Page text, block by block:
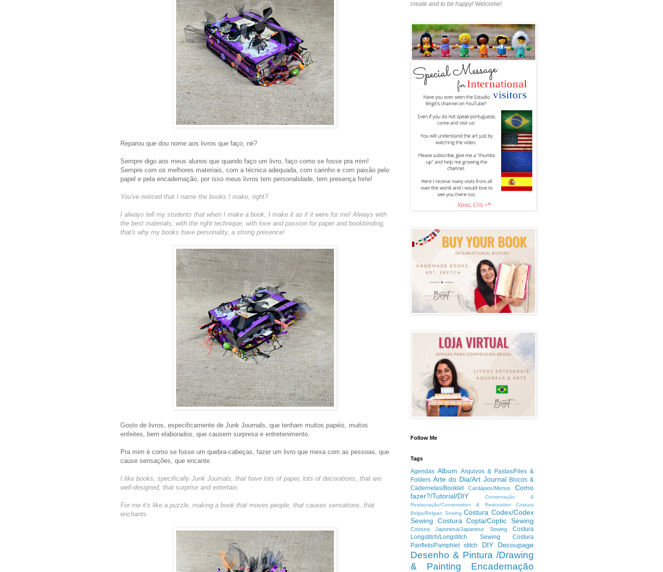
Reparou que dou nome aos livros que faço, né?
Sempre digo aos meus alunos que quando faço um livro, faço como se fosse pra mim!
Sempre com os melhores materiais, com a técnica adequada, com carinho e com paixão pelo
papel e pela encadernação, por isso meus livros tem personalidade, tem presença forte!
You've noticed that I name the books I make, right?
I always tell my students that when I make a book, I make it as if it were for me! Always with
the best materials, with the right technique, with love and passion for paper and bookbinding,
that's why my books have personality, a strong presence!
Gosto de livros, especificamente de Junk Journals, que tenham muitos papéis, muitos
enfeites, bem elaborados, que causem surpresa e entretenimento.
Pra mim é como se fosse um quebra-cabeças, fazer um livro que mexa com as pessoas, que
cause sensações, que encante.
I like books, specifically Junk Journals, that have lots of paper, lots of decorations, that are
well-designed, that surprise and entertain.
For me it's like a puzzle, making a book that moves people, that causes sensations, that
enchants.
create and to be happy! Welcome!
Follow Me
Tags
Agendas Album Arquivos & Pastas/Files &
Folders Arte do Dia/Art Journal Blocos &
Cadernetas/Booklet
Cardápios/Menus
Como
fazer?/Tutorial/DIY
Conservação &
Restauração/Conservation & Restoration
Costura
Belga/Belgian Sewing Costura Codex/Codex
Sewing
Costura Copta/Coptic Sewing
Costura Japonesa/Japanese Sewing
Costura
Longstitch/Longstitch Sewing
Costura
Panfleto/Pamphlet stitch
DIY Decoupage
Desenho & Pintura /Drawing
& Painting
Encadernação